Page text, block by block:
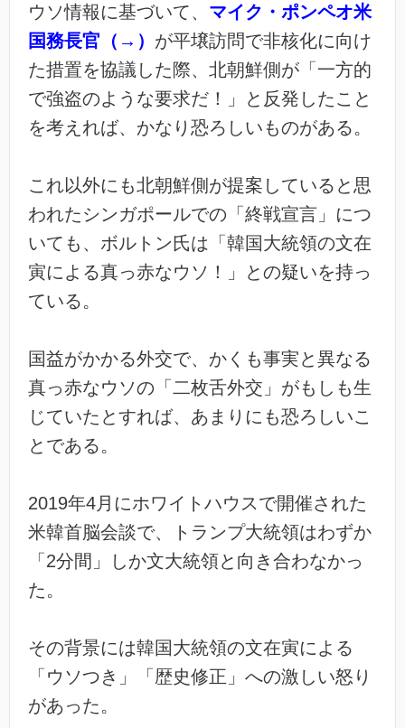
ウソ情報に基づいて、 マイク・ポンペオ米
国務長官（→） が平壌訪問で非核化に向け
た措置を協議した際、北朝鮮側が「一方的
で強盗のような要求だ！」と反発したこと
を考えれば、かなり恐ろしいものがある。
これ以外にも北朝鮮側が提案していると思
われたシンガポールでの「終戦宣言」につ
いても、ボルトン氏は「韓国大統領の文在
寅による真っ赤なウソ！」との疑いを持っ
ている。
国益がかかる外交で、かくも事実と異なる
真っ赤なウソの「二枚舌外交」がもしも生
じていたとすれば、あまりにも恐ろしいこ
とである。
2019年4月にホワイトハウスで開催された
米韓首脳会談で、トランプ大統領はわずか
「2分間」しか文大統領と向き合わなかっ
た。
その背景には韓国大統領の文在寅による
「ウソつき」「歴史修正」への激しい怒り
があった。